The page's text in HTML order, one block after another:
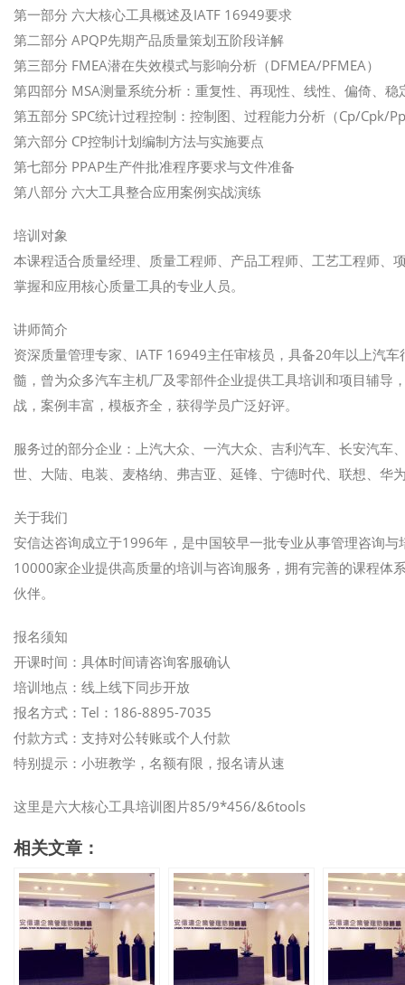
第一部分 六大核心工具概述及IATF 16949要求
第二部分 APQP先期产品质量策划五阶段详解
第三部分 FMEA潜在失效模式与影响分析（DFMEA/PFMEA）
第四部分 MSA测量系统分析：重复性、再现性、线性、偏倚、稳
第五部分 SPC统计过程控制：控制图、过程能力分析（Cp/Cpk/
第六部分 CP控制计划编制方法与实施要点
第七部分 PPAP生产件批准程序要求与文件准备
第八部分 六大工具整合应用案例实战演练
培训对象
本课程适合质量经理、质量工程师、产品工程师、工艺工程师、
掌握和应用核心质量工具的专业人员。
讲师简介
资深质量管理专家、IATF 16949主任审核员，具备20年以上汽
髓，曾为众多汽车主机厂及零部件企业提供工具培训和项目辅导
战，案例丰富，模板齐全，获得学员广泛好评。
服务过的部分企业：上汽大众、一汽大众、吉利汽车、长安汽
世、大陆、电装、麦格纳、弗吉亚、延锋、宁德时代、联想、华
关于我们
安信达咨询成立于1996年，是中国较早一批专业从事管理咨询
10000家企业提供高质量的培训与咨询服务，拥有完善的课程体
伙伴。
报名须知
开课时间：具体时间请咨询客服确认
培训地点：线上线下同步开放
报名方式：Tel：186-8895-7035
付款方式：支持对公转账或个人付款
特别提示：小班教学，名额有限，报名请从速
这里是六大核心工具培训图片85/9*456/&6tools
相关文章：